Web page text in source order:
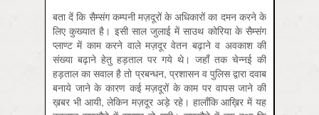
बता दें कि सैम्संग कम्पनी मज़दूरों के अधिकारों का दमन करने के
लिए कुख्यात है। इसी साल जुलाई में साउथ कोरिया के सैम्संग
प्लाण्ट में काम करने वाले मज़दूर वेतन बढ़ाने व अवकाश की
संख्या बढ़ाने हेतु हड़ताल पर गये थे। जहाँ तक चेन्नई की
हड़ताल का सवाल है तो प्रबन्धन, प्रशासन व पुलिस द्वारा दवाब
बनाये जाने के कारण कई मज़दूरों के काम पर वापस जाने की
ख़बर भी आयी, लेकिन मज़दूर अड़े रहे। हालाँकि आख़िर में यह